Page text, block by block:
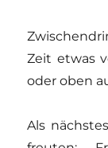
Zeit etwas
oder oben
Als